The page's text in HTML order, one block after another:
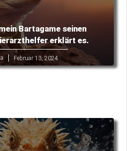
Bartagame seinen
erklärt es.
Februar 13, 2024